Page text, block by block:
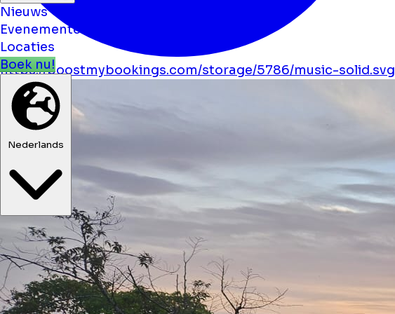
Nieuws
Evenementen
Locaties
Boek nu!
Nederlands
https://boostmybookings.com/storage/5786/music-solid.svg